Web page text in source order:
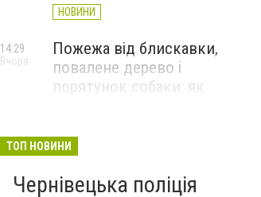
НОВИНИ
Пожежа від блискавки,
повалене дерево і
порятунок собаки: як
НОВИНИ
14:29
Вчора
Захисник із Буковини
13:24
ТОП НОВИНИ
Чернівецька поліція